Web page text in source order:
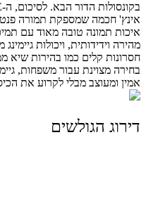
אינץ' חכמה שמספקת תמורה
מהירה וידידותית, ויכולות
חסרונות קלים כמו בהירות שיא
בחירה מצוינת עבור משפחות,
אמין ומעוצב מבלי לקרוע את
דירוג הגולשים